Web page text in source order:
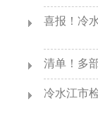
内设机构
检务公开
喜报！冷
清单！多